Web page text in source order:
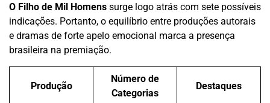
O Filho de Mil Homens surge logo atrás com sete possíveis
indicações. Portanto, o equilíbrio entre produções autorais
e dramas de forte apelo emocional marca a presença
brasileira na premiação.
Produção
Número de
Categorias
Destaques